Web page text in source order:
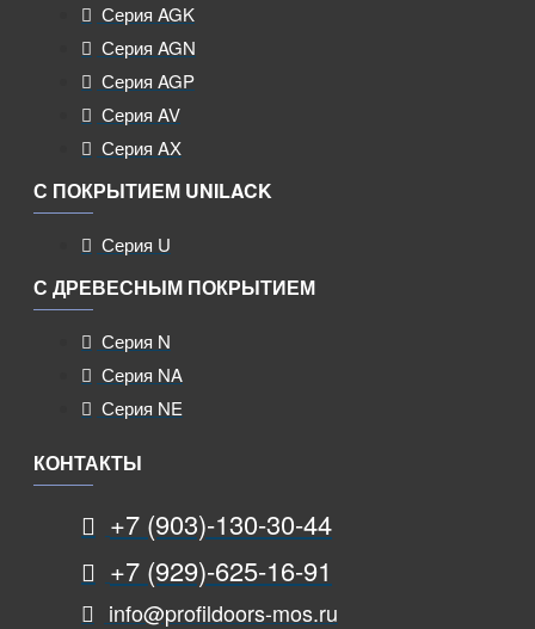
Серия AGK
Серия AGN
Серия AGP
Серия AV
Серия AX
С ПОКРЫТИЕМ UNILACK
Серия U
С ДРЕВЕСНЫМ ПОКРЫТИЕМ
Серия N
Серия NA
Серия NE
КОНТАКТЫ
+7 (903)-130-30-44
+7 (929)-625-16-91
info@profildoors-mos.ru